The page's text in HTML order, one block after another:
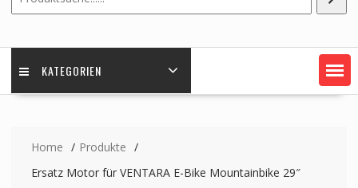
KATEGORIEN
Home
Produkte
Ersatz Motor für VENTARA E-Bike Mountainbike 29″